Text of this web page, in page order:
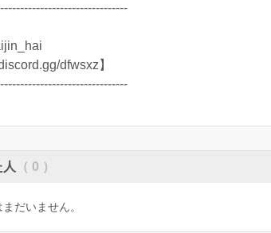
dfwsxz】
（ 0 ）
だいません。